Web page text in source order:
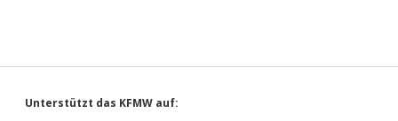
Unterstützt das KFMW auf: